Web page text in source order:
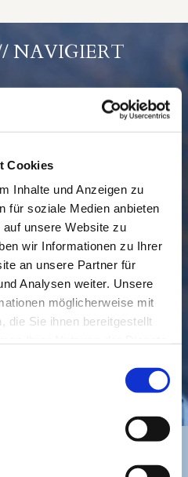
Cookies
Inhalte und Anzeigen zu
für soziale Medien anbieten
unsere Website zu
wir Informationen zu Ihrer
an unsere Partner für
Analysen weiter. Unsere
möglicherweise mit
die Sie ihnen bereitgestellt
NAVIGIERT
BESUCHEN